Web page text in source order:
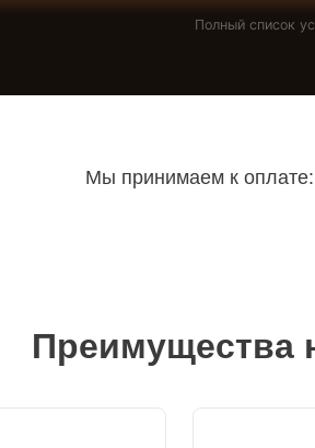
Полный список
Мы принимаем к оплате:
Преимущества